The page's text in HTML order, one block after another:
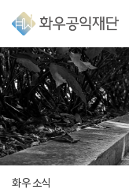
화우 소식